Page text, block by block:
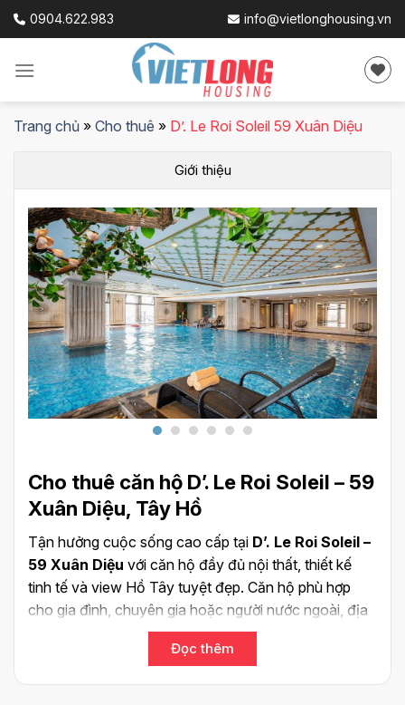
Skip
0904.622.983 info@vietlonghousing.vn
Trang chủ » Cho thuê » D’. Le Roi Soleil 59 Xuân Diệu
Giới thiệu
Cho thuê căn hộ D’. Le Roi Soleil – 59
Xuân Diệu, Tây Hồ
Tận hưởng cuộc sống cao cấp tại D’. Le Roi Soleil –
59 Xuân Diệu với căn hộ đầy đủ nội thất, thiết kế
tinh tế và view Hồ Tây tuyệt đẹp. Căn hộ phù hợp
cho gia đình, chuyên gia hoặc người nước ngoài, địa
điểm đắc đạo gần trung tâm, an ninh 24/7, nhiều tiện
ích nội khu như hồ bơi, gym, siêu thị, nhà hàng, khu
Đọc thêm